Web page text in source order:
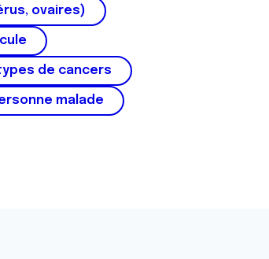
ovaires)
de cancers
malade